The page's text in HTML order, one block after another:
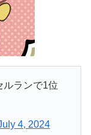
ルランで1位
4, 2024